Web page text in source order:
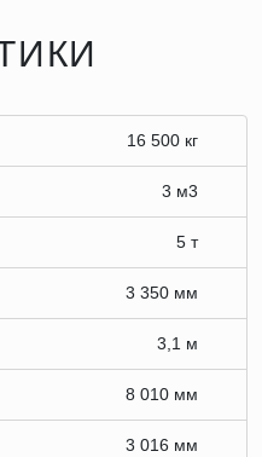
16 500 кг
3 м3
5 т
3 350 мм
3,1 м
8 010 мм
3 016 мм